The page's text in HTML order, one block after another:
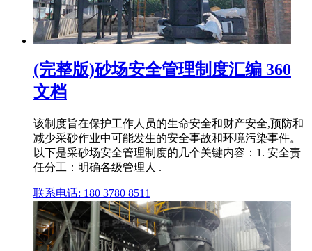
(完整版)砂场安全管理制度汇编 360
文档
该制度旨在保护工作人员的生命安全和财产安全,预防和
减少采砂作业中可能发生的安全事故和环境污染事件。
以下是采砂场安全管理制度的几个关键内容：1. 安全责
任分工：明确各级管理人 .
联系电话: 180 3780 8511